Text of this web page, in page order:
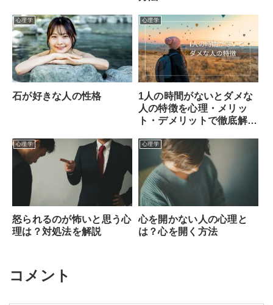
心理学
石が好きな人の性格
心理学
1人の時間がないとダメな
人の特徴を心理・メリッ
ト・デメリットで徹底解
心理学
怒られるのが怖いと思う心
理は？対処法を解説
心理学
心を開かない人の心理と
は？心を開く方法
コメント